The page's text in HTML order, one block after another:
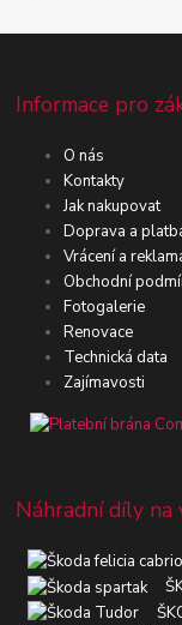
Informace pro
O nás
Kontakty
Jak nakupovat
Doprava a
Vrácení a
Obchodní
Fotogalerie
Renovace
Technická data
Zajímavosti
Náhradní díly na